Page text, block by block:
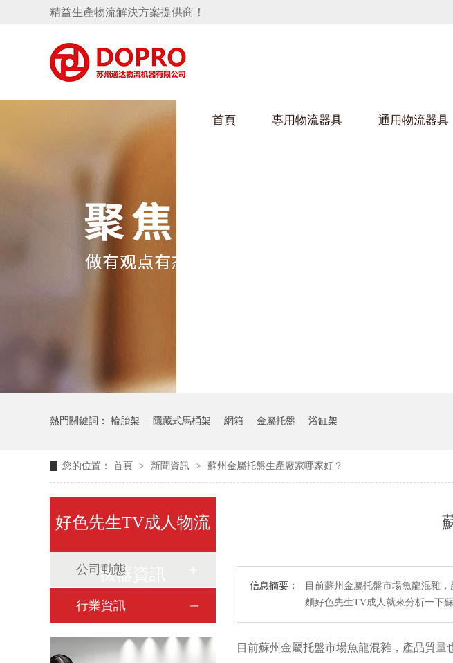
精益生產物流解決方案提供商！
首頁 專用物流器具
變速箱托盤 保險杠料架
轉向機料架
消聲器料架
通用物流器具
手推車
網箱
汽車行業
衛浴行業
熱門關鍵詞： 輪胎架 隱藏式馬桶架 網箱 金屬托盤 浴缸架
您的位置： 首頁 > 新聞資訊 > 蘇州金屬托盤生產廠家哪家好？
信息摘要：
目前蘇州金屬托盤市場魚龍混雜
麵好色先生TV成人就來分析一下
目前蘇州金屬托盤市場魚龍混雜，產品質
好色先生TV成人物流
機器資訊
公司動態
行業資訊